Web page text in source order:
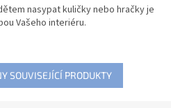
nasypat kuličky nebo hračky je
Vašeho interiéru.
SOUVISEJÍCÍ PRODUKTY